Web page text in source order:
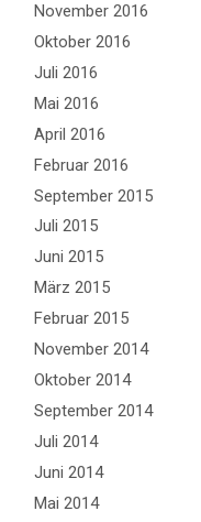
November 2016
Oktober 2016
Juli 2016
Mai 2016
April 2016
Februar 2016
September 2015
Juli 2015
Juni 2015
März 2015
Februar 2015
November 2014
Oktober 2014
September 2014
Juli 2014
Juni 2014
Mai 2014